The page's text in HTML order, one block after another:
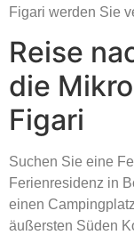
Figari werden Sie
Reise
die
Figari
Suchen Sie eine
Ferienresidenz in
einen
äußersten Süden